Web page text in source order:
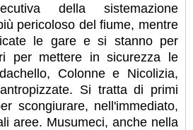
della sistemazione
pericoloso del fiume, mentre
le gare e si stanno per
per mettere in sicurezza le
Colonne e Nicolizia,
Si tratta di primi
scongiurare, nell'immediato,
aree. Musumeci, anche nella